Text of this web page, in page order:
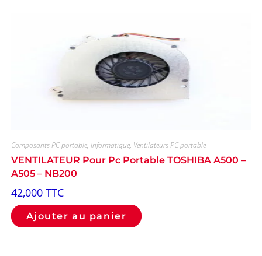
Composants PC portable, Informatique, Ventilateurs PC portable
VENTILATEUR Pour Pc Portable TOSHIBA A500 –
A505 – NB200
42,000 TTC
Ajouter au panier